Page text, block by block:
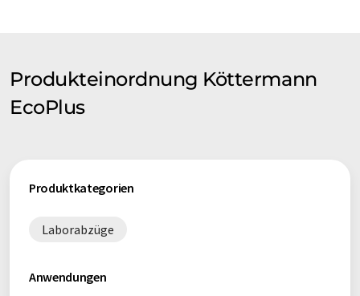
Produkteinordnung Köttermann
EcoPlus
Produktkategorien
Laborabzüge
Anwendungen